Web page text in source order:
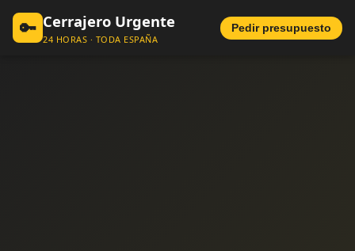
🔑 Cerrajero Urgente
24 HORAS · TODA ESPAÑA
Pedir presupuesto